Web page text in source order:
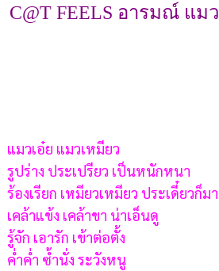
C@T FEELS อารมณ์ แมว
แมวเอ๋ย แมวเหมียว
รูปร่าง ประเปรียว เป็นหนักหนา
ร้องเรียก เหมียวเหมียว ประเดี๋ยวก็มา
เคล้าแข้ง เคล้าขา น่าเอ็นดู
รู้จัก เอารัก เข้าต่อตั้ง
ค่ำค่ำ ซ้ำนั่ง ระวังหนู